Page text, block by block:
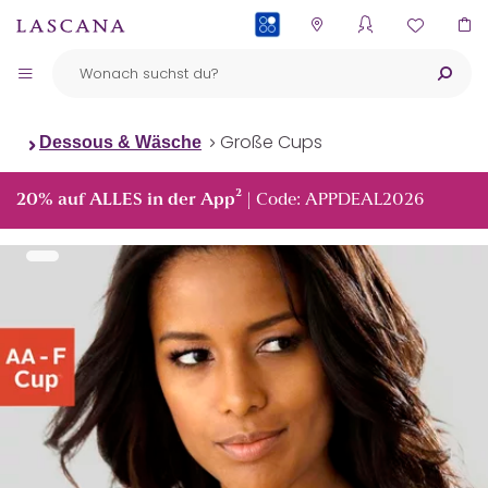
Dessous & Wäsche Große Cups
20% auf ALLES in der App² | Code: APPDEAL2026